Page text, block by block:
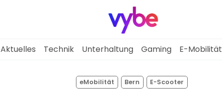
Aktuelles
Aktuelles Technik Unterhaltung Gaming E-Mobilität
eMobilität Bern E-Scooter